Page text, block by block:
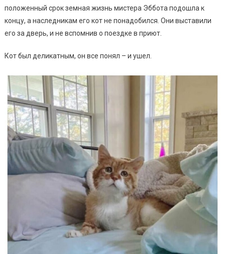
положенный срок земная жизнь мистера Эббота подошла к
концу, а наследникам его кот не понадобился. Они выставили
его за дверь, и не вспомнив о поездке в приют.
Кот был деликатным, он все понял – и ушел.